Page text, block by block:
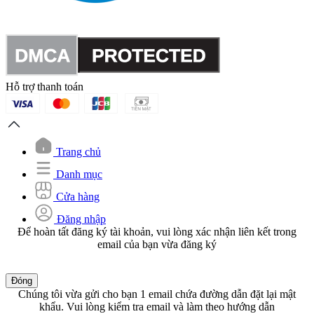
Hỗ trợ thanh toán
Trang chủ
Danh mục
Cửa hàng
Đăng nhập
Để hoàn tất đăng ký tài khoản, vui lòng xác nhận liên kết trong
email của bạn vừa đăng ký
Đóng
Chúng tôi vừa gửi cho bạn 1 email chứa đường dẫn đặt lại mật
khẩu. Vui lòng kiểm tra email và làm theo hướng dẫn